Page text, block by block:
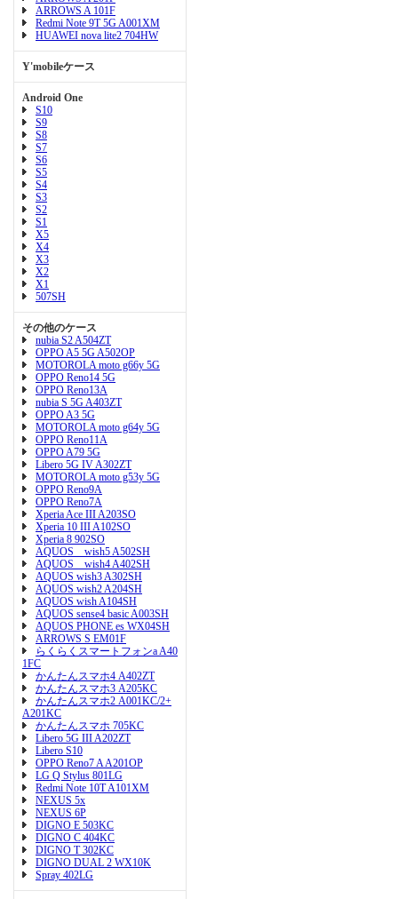
ARROWS A 101F
Redmi Note 9T 5G A001XM
HUAWEI nova lite2 704HW
Y'mobileケース
Android One
S10
S9
S8
S7
S6
S5
S4
S3
S2
S1
X5
X4
X3
X2
X1
507SH
その他のケース
nubia S2 A504ZT
OPPO A5 5G A502OP
MOTOROLA moto g66y 5G
OPPO Reno14 5G
OPPO Reno13A
nubia S 5G A403ZT
OPPO A3 5G
MOTOROLA moto g64y 5G
OPPO Reno11A
OPPO A79 5G
Libero 5G IV A302ZT
MOTOROLA moto g53y 5G
OPPO Reno9A
OPPO Reno7A
Xperia Ace III A203SO
Xperia 10 III A102SO
Xperia 8 902SO
AQUOS wish5 A502SH
AQUOS wish4 A402SH
AQUOS wish3 A302SH
AQUOS wish2 A204SH
AQUOS wish A104SH
AQUOS sense4 basic A003SH
AQUOS PHONE es WX04SH
ARROWS S EM01F
らくらくスマートフォンa A40
1FC
かんたんスマホ4 A402ZT
かんたんスマホ3 A205KC
かんたんスマホ2 A001KC/2+
A201KC
かんたんスマホ 705KC
Libero 5G III A202ZT
Libero S10
OPPO Reno7 A A201OP
LG Q Stylus 801LG
Redmi Note 10T A101XM
NEXUS 5x
NEXUS 6P
DIGNO E 503KC
DIGNO C 404KC
DIGNO T 302KC
DIGNO DUAL 2 WX10K
Spray 402LG